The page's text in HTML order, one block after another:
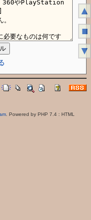
. Powered by PHP 7.4 : HTML
▲
■
▼